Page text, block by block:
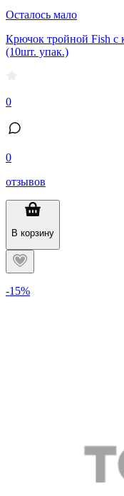
Осталось мало
Крючок тройной Fish с
(10шт. упак.)
0
0
отзывов
В корзину
-15%